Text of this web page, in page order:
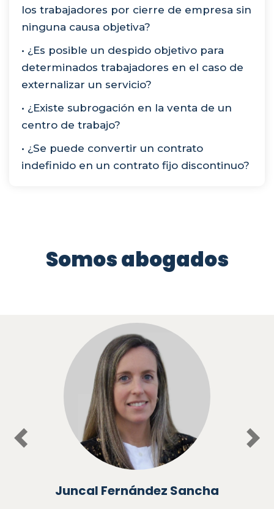
los trabajadores por cierre de empresa sin
ninguna causa objetiva?
• ¿Es posible un despido objetivo para
determinados trabajadores en el caso de
externalizar un servicio?
• ¿Existe subrogación en la venta de un
centro de trabajo?
• ¿Se puede convertir un contrato
indefinido en un contrato fijo discontinuo?
Somos abogados
Juncal Fernández Sancha
Previous